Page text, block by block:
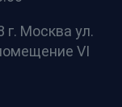
Москва ул.
VI